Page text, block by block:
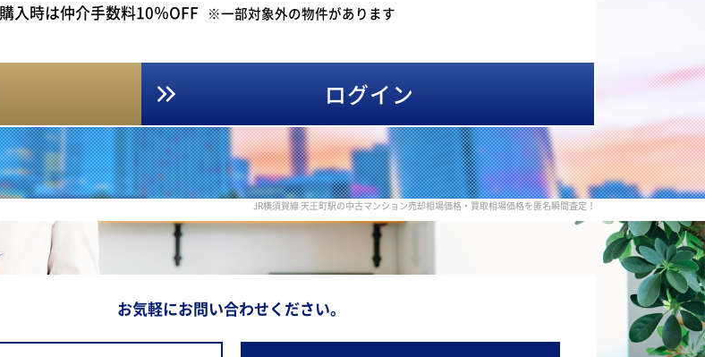
購入時は仲介手数料10％OFF ※一部対象外の物件があります
ログイン
JR横須賀線 天王町駅の中古マンション売却相場価格・買取相場価格を匿名瞬間査定！
お気軽にお問い合わせください。